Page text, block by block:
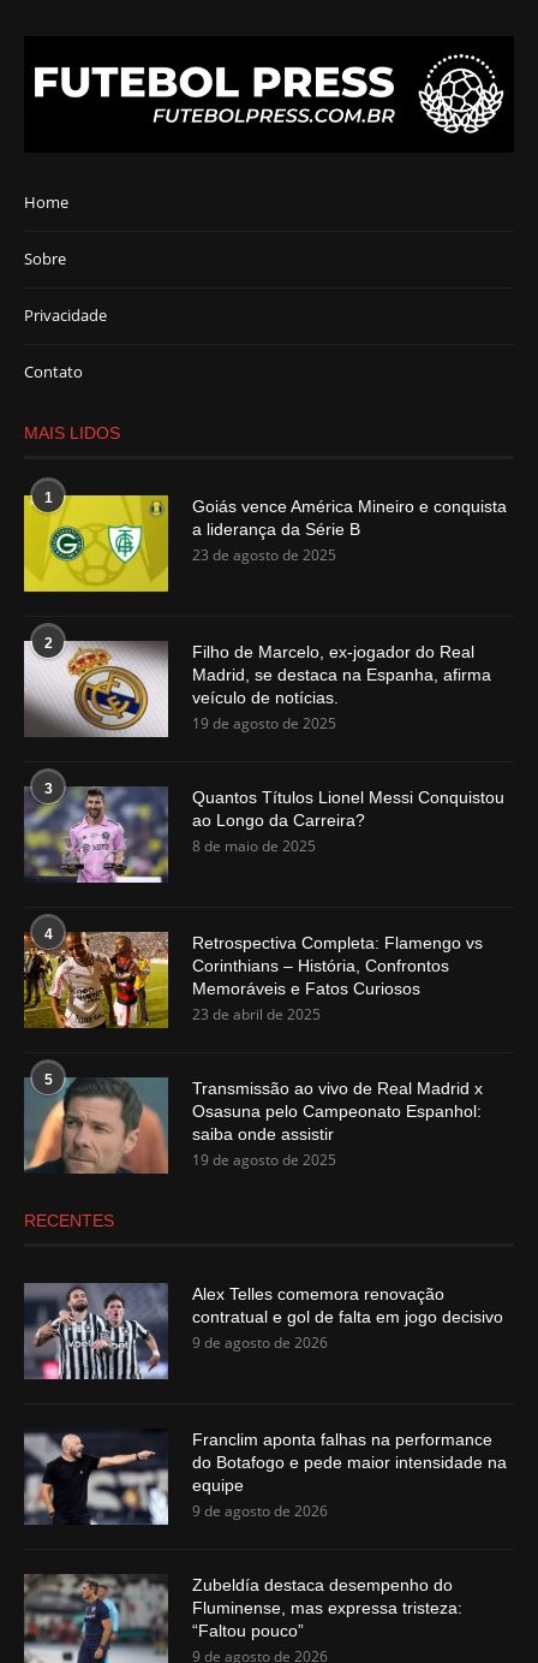
Home
Sobre
Privacidade
Contato
MAIS LIDOS
1
Goiás vence América Mineiro e conquista
a liderança da Série B
23 de agosto de 2025
2
Filho de Marcelo, ex-jogador do Real
Madrid, se destaca na Espanha, afirma
veículo de notícias.
19 de agosto de 2025
3
Quantos Títulos Lionel Messi Conquistou
ao Longo da Carreira?
8 de maio de 2025
4
Retrospectiva Completa: Flamengo vs
Corinthians – História, Confrontos
Memoráveis e Fatos Curiosos
23 de abril de 2025
5
Transmissão ao vivo de Real Madrid x
Osasuna pelo Campeonato Espanhol:
saiba onde assistir
19 de agosto de 2025
RECENTES
Alex Telles comemora renovação
contratual e gol de falta em jogo decisivo
9 de agosto de 2026
Franclim aponta falhas na performance
do Botafogo e pede maior intensidade na
equipe
9 de agosto de 2026
Zubeldía destaca desempenho do
Fluminense, mas expressa tristeza:
“Faltou pouco”
9 de agosto de 2026